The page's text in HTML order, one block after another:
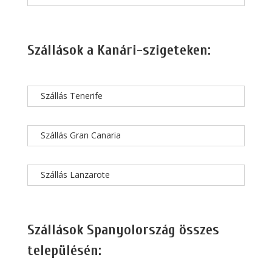
Szállások a Kanári-szigeteken:
Szállás Tenerife
Szállás Gran Canaria
Szállás Lanzarote
Szállások Spanyolország összes
településén: